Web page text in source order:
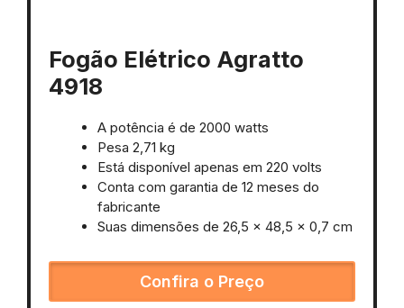
Fogão Elétrico Agratto
4918
A potência é de 2000 watts
Pesa 2,71 kg
Está disponível apenas em 220 volts
Conta com garantia de 12 meses do
fabricante
Suas dimensões de ‎26,5 x 48,5 x 0,7 cm
Confira o Preço